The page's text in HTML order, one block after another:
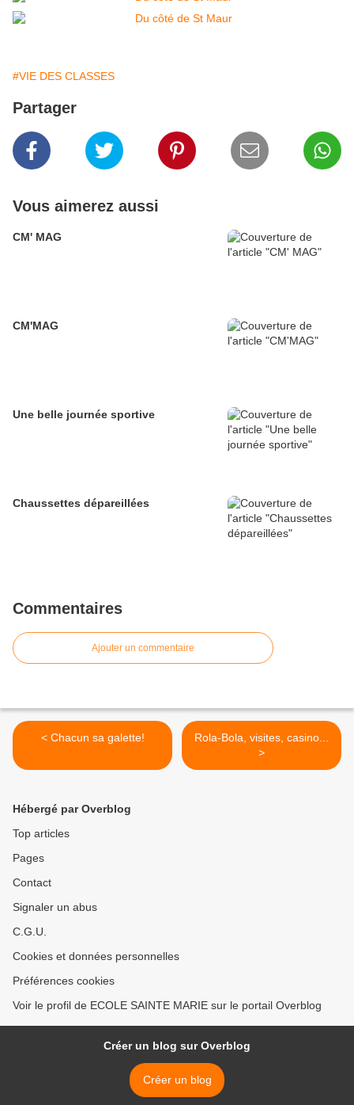
#VIE DES CLASSES
Partager
Vous aimerez aussi
CM' MAG
CM'MAG
Une belle journée sportive
Chaussettes dépareillées
Commentaires
Ajouter un commentaire
< Chacun sa galette!
Rola-Bola, visites, casino...
>
Hébergé par Overblog
Top articles
Pages
Contact
Signaler un abus
C.G.U.
Cookies et données personnelles
Préférences cookies
Voir le profil de ECOLE SAINTE MARIE sur le portail Overblog
Créer un blog sur Overblog
Créer un blog